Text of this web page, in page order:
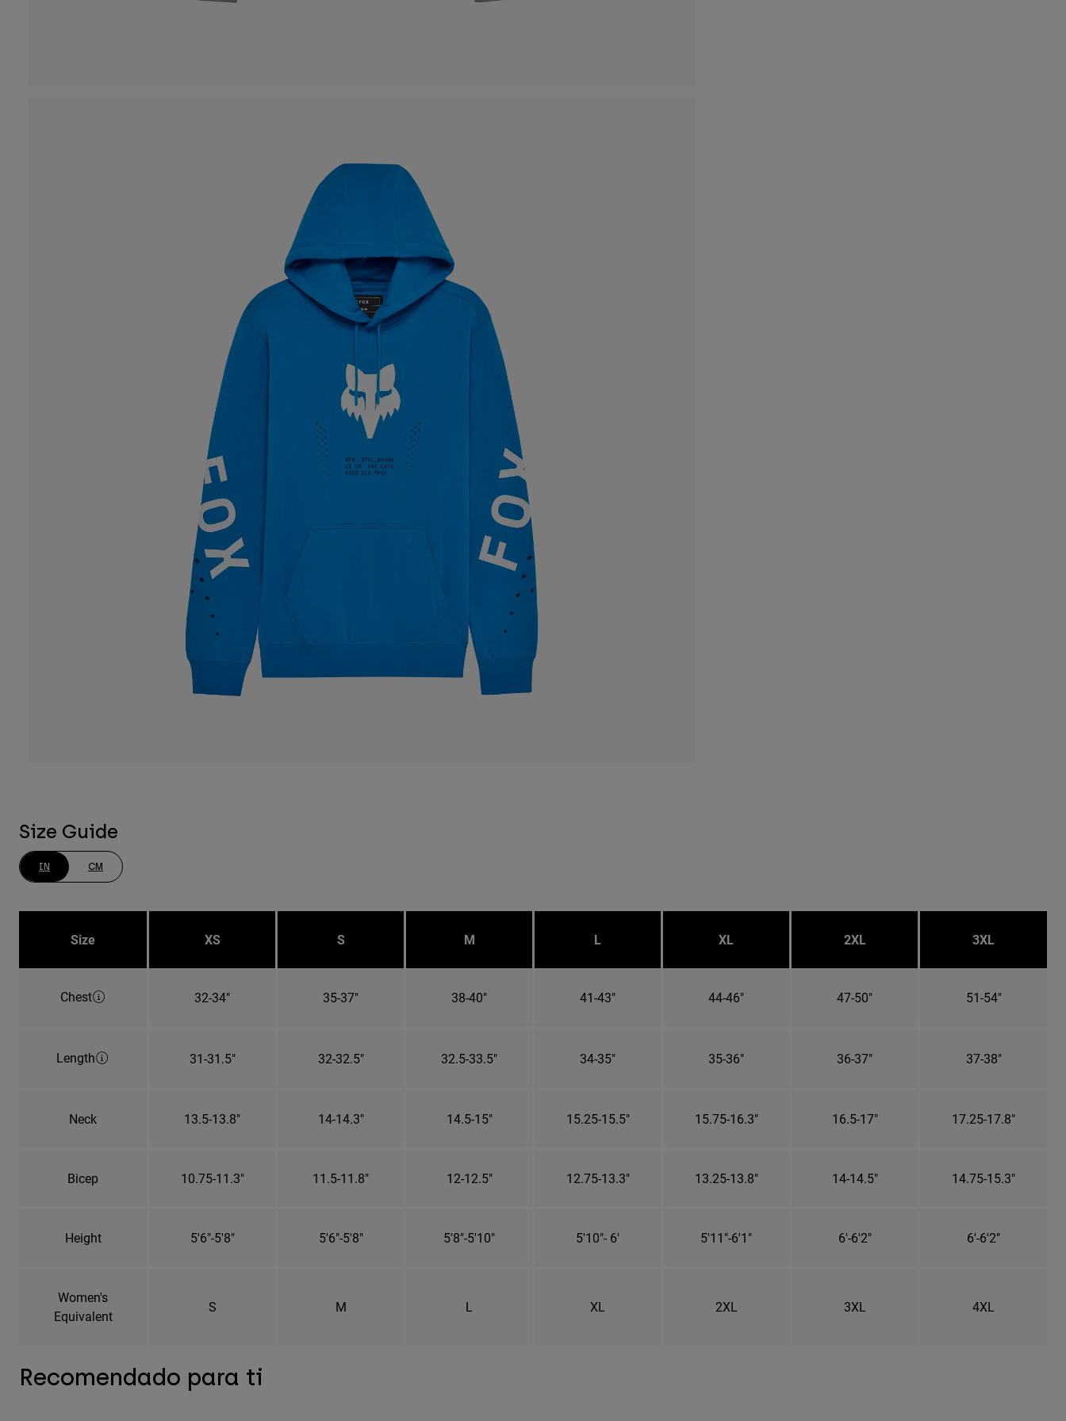
Size Guide
IN CM
Size XS S M L XL 2XL 3XL
Chest 32-34" 35-37" 38-40" 41-43" 44-46" 47-50" 51-54"
Length 31-31.5" 32-32.5" 32.5-33.5" 34-35" 35-36" 36-37" 37-38"
Neck 13.5-13.8" 14-14.3" 14.5-15" 15.25-15.5" 15.75-16.3" 16.5-17" 17.25-17.8"
Bicep 10.75-11.3" 11.5-11.8" 12-12.5" 12.75-13.3" 13.25-13.8" 14-14.5" 14.75-15.3"
Height 5'6"-5'8" 5'6"-5'8" 5'8"-5'10" 5'10"- 6' 5'11"-6'1" 6'-6'2" 6'-6'2"
Women's
Equivalent
S M L XL 2XL 3XL 4XL
Recomendado para ti